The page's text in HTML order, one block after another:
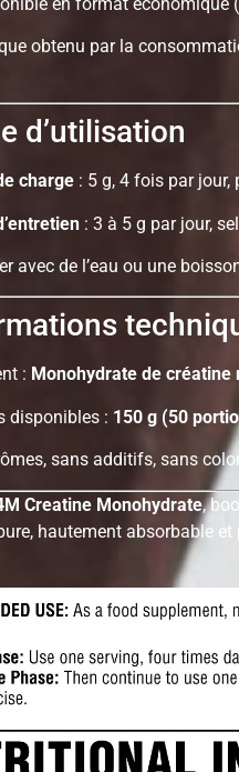
obtenu par la
d’utilisation
charge : 5 g, 4 fois par jour,
: 3 à 5 g par jour,
avec de l’eau ou une
: Monohydrate de
disponibles : 150 g (50
sans additifs, sans
Creatine Monohydrate,
hautement absorbable